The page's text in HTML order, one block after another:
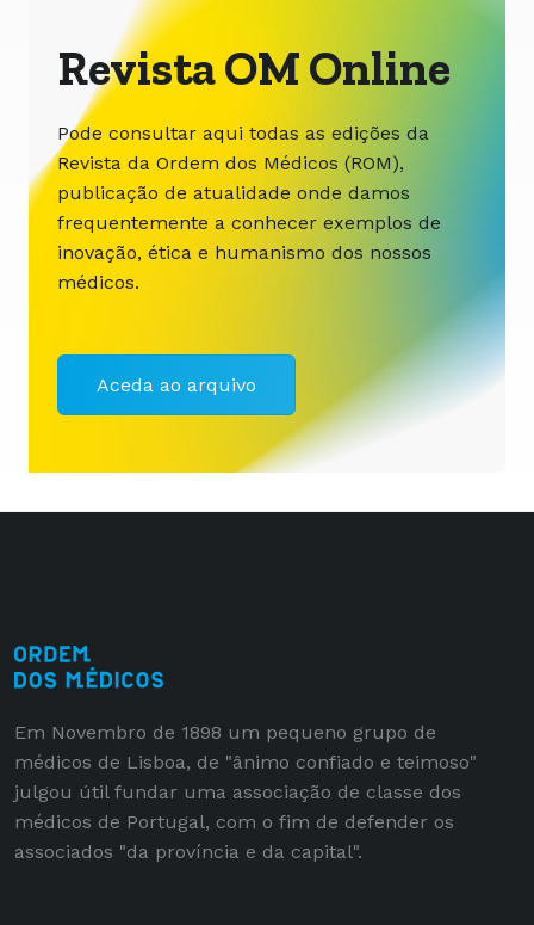
Revista OM Online
Pode consultar aqui todas as edições da
Revista da Ordem dos Médicos (ROM),
publicação de atualidade onde damos
frequentemente a conhecer exemplos de
inovação, ética e humanismo dos nossos
médicos.
Aceda ao arquivo
Em Novembro de 1898 um pequeno grupo de
médicos de Lisboa, de "ânimo confiado e teimoso"
julgou útil fundar uma associação de classe dos
médicos de Portugal, com o fim de defender os
associados "da província e da capital".